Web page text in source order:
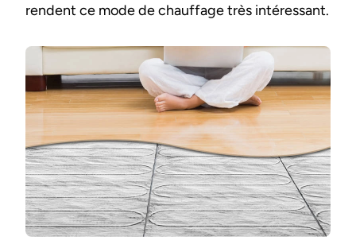
rendent ce mode de chauffage très intéressant.